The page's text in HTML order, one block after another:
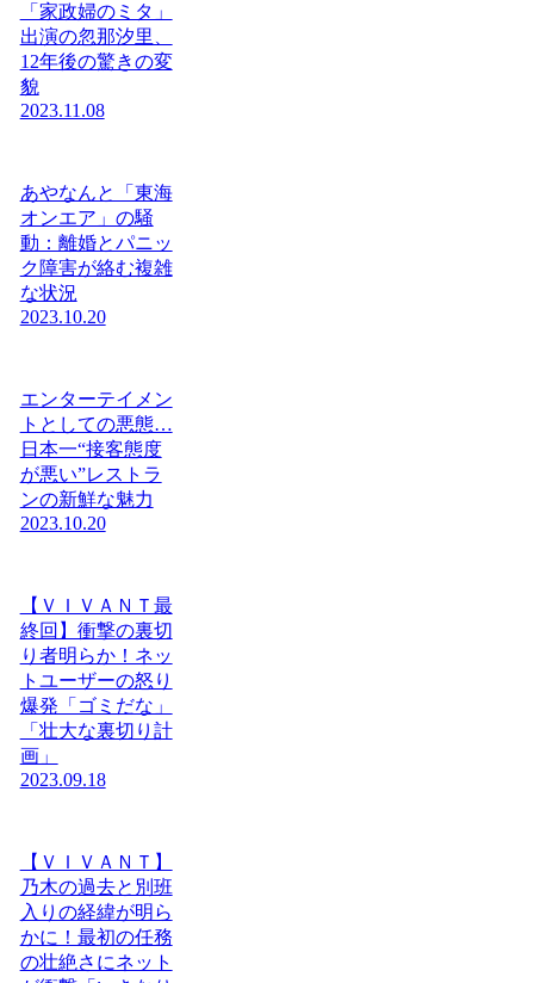
「家政婦のミタ」
出演の忽那汐里、
12年後の驚きの変
貌
2023.11.08
あやなんと「東海
オンエア」の騒
動：離婚とパニッ
ク障害が絡む複雑
な状況
2023.10.20
エンターテイメン
トとしての悪態…
日本一“接客態度
が悪い”レストラ
ンの新鮮な魅力
2023.10.20
【ＶＩＶＡＮＴ最
終回】衝撃の裏切
り者明らか！ネッ
トユーザーの怒り
爆発「ゴミだな」
「壮大な裏切り計
画」
2023.09.18
【ＶＩＶＡＮＴ】
乃木の過去と別班
入りの経緯が明ら
かに！最初の任務
の壮絶さにネット